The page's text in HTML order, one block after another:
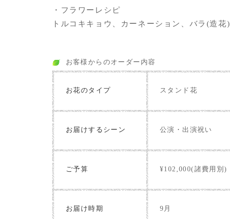
・フラワーレシピ
トルコキキョウ、カーネーション、バラ(造花)
お客様からのオーダー内容
お花のタイプ スタンド花
お届けするシーン 公演・出演祝い
ご予算 ¥102,000(諸費用別)
お届け時期 9月